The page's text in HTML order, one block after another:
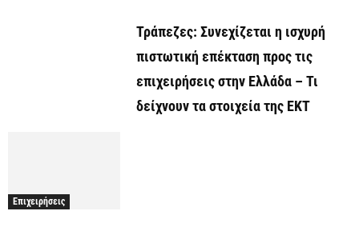
Τράπεζες: Συνεχίζεται η ισχυρή
πιστωτική επέκταση προς τις
επιχειρήσεις στην Ελλάδα – Τι
δείχνουν τα στοιχεία της ΕΚΤ
Επιχειρήσεις